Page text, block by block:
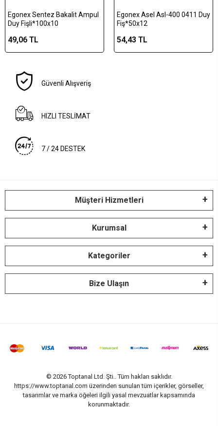
Egonex Sentez Bakalit Ampul
Duy Fişli*100x10
49,06 TL
Egonex Asel Asl-400 0411 Duy
Fiş*50x12
54,43 TL
Güvenli Alışveriş
HIZLI TESLİMAT
7 / 24 DESTEK
Müşteri Hizmetleri
Kurumsal
Kategoriler
Bize Ulaşın
© 2026 Toptanal Ltd. Şti.. Tüm hakları saklıdır.
https://www.toptanal.com üzerinden sunulan tüm içerikler, görseller,
tasarımlar ve marka öğeleri ilgili yasal mevzuatlar kapsamında
korunmaktadır.